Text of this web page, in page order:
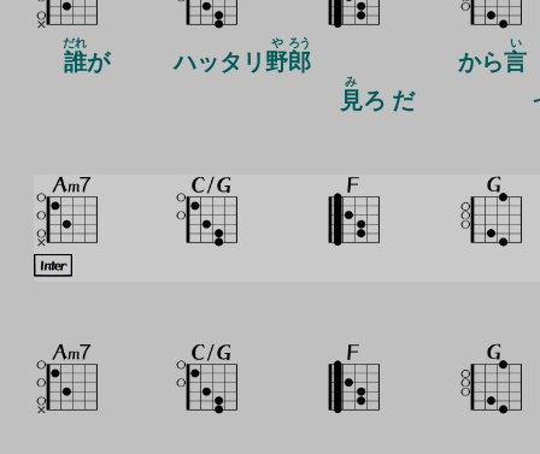
誰
だれ
が ハッタリ 野
や
郎
ろう
見
み
ろ だ
から言
い